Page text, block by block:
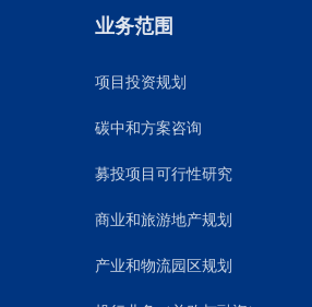
业务范围
项目投资规划
碳中和方案咨询
募投项目可行性研究
商业和旅游地产规划
产业和物流园区规划